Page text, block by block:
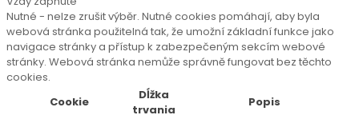
Nutné - nelze zrušit výběr. Nutné cookies pomáhají, aby byla
webová stránka použitelná tak, že umožní základní funkce jako
navigace stránky a přístup k zabezpečeným sekcím webové
stránky. Webová stránka nemůže správně fungovat bez těchto
cookies.
Cookie
Dĺžka
trvania
Popis